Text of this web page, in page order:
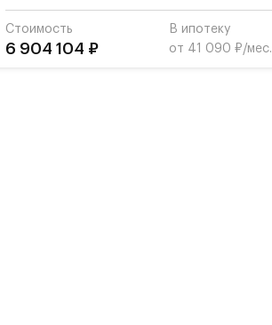
Стоимость
6 904 104 ₽
В ипотеку
от 41 090 ₽/мес.